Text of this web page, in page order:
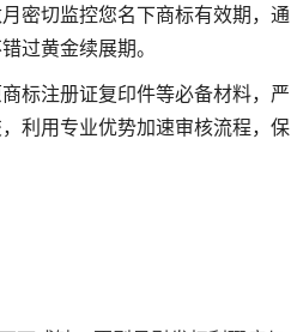
密切监控您名下商标有效期，通
过黄金续展期。
标注册证复印件等必备材料，严
利用专业优势加速审核流程，保